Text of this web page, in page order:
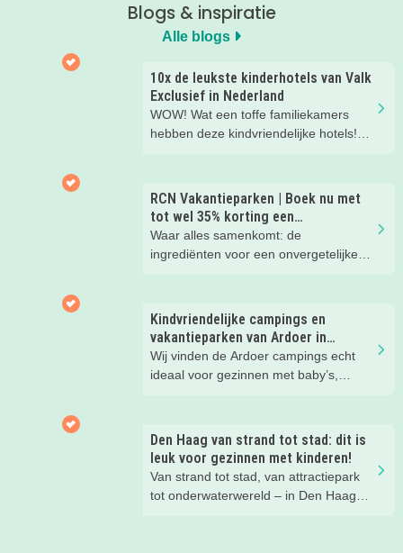
Blogs & inspiratie
Alle blogs
10x de leukste kinderhotels van Valk
Exclusief in Nederland
WOW! Wat een toffe familiekamers
hebben deze kindvriendelijke hotels!
kinderhotels van Valk Exclusief en
boek een heerlijk nachtje weg met je
kind(eren).
RCN Vakantieparken | Boek nu met
tot wel 35% korting een
zomervakantie!
Waar alles samenkomt: de
ingrediënten voor een onvergetelijke
Kindvriendelijke campings en
vakantieparken van Ardoer in
Nederland
Wij vinden de Ardoer campings echt
ideaal voor gezinnen met baby’s,
Den Haag van strand tot stad: dit is
leuk voor gezinnen met kinderen!
Van strand tot stad, van attractiepark
tot onderwaterwereld – in Den Haag